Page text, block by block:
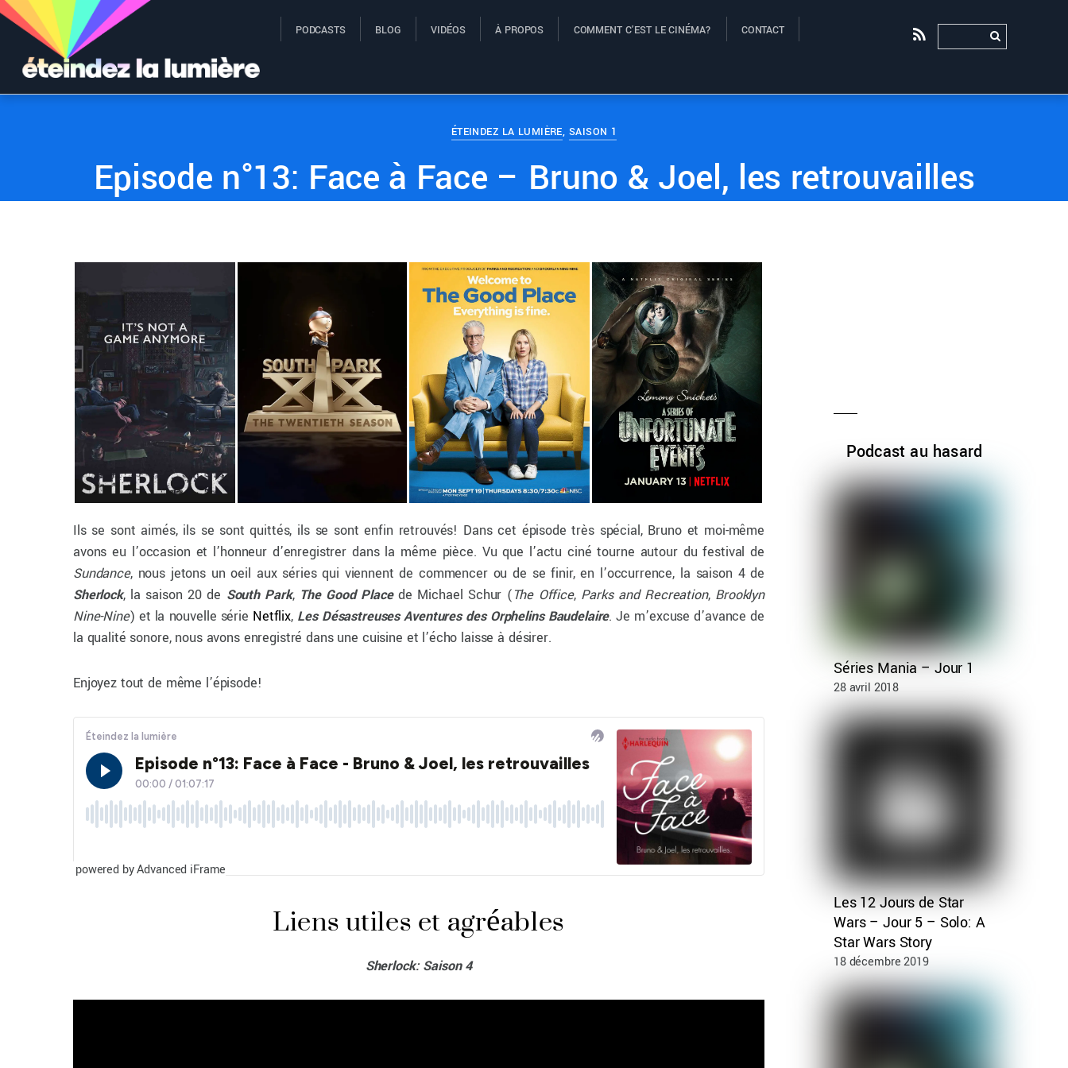
RSS
PODCASTS BLOG VIDÉOS À PROPOS COMMENT C’EST LE CINÉMA? CONTACT
ÉTEINDEZ LA LUMIÈRE, SAISON 1
Episode n°13: Face à Face – Bruno & Joel, les retrouvailles
Ils se sont aimés, ils se sont quittés, ils se sont enfin retrouvés! Dans cet épisode très spécial, Bruno et moi-même
avons eu l’occasion et l’honneur d’enregistrer dans la même pièce. Vu que l’actu ciné tourne autour du festival de
Sundance, nous jetons un oeil aux séries qui viennent de commencer ou de se finir, en l’occurrence, la saison 4 de
Sherlock, la saison 20 de South Park, The Good Place de Michael Schur (The Office, Parks and Recreation, Brooklyn
Nine-Nine) et la nouvelle série Netflix, Les Désastreuses Aventures des Orphelins Baudelaire. Je m’excuse d’avance de
la qualité sonore, nous avons enregistré dans une cuisine et l’écho laisse à désirer.
Enjoyez tout de même l’épisode!
powered by Advanced iFrame
Liens utiles et agréables
Sherlock: Saison 4
Podcast au hasard
Séries Mania – Jour 1
28 avril 2018
Les 12 Jours de Star
Wars – Jour 5 – Solo: A
Star Wars Story
18 décembre 2019